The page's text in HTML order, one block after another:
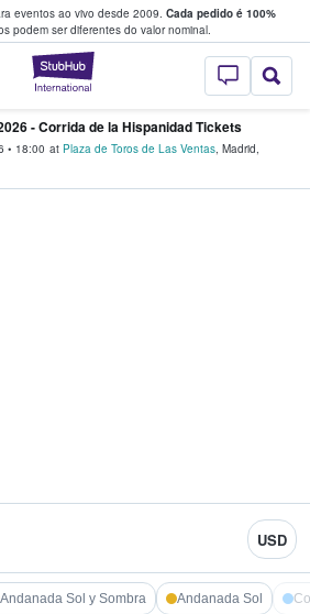
eventos ao vivo desde 2009. Cada pedido é 100%
podem ser diferentes do valor nominal.
StubHub – onde
e vendem bilhetes
- Corrida de la Hispanidad Tickets
• 18:00 at Plaza de Toros de Las Ventas, Madrid,
USD
Andanada Sol y Sombra Andanada Sol